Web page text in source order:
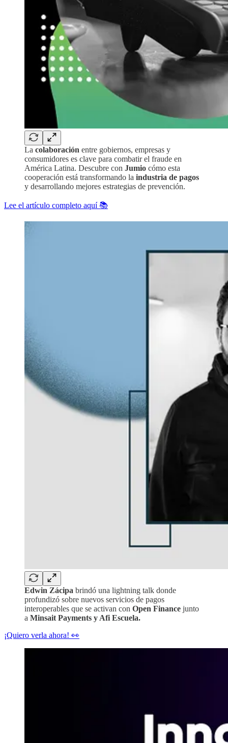
La colaboración entre gobiernos, empresas y
consumidores es clave para combatir el fraude en
América Latina. Descubre con Jumio cómo esta
cooperación está transformando la industria de pagos
y desarrollando mejores estrategias de prevención.
Lee el artículo completo aquí 📚
Edwin Zácipa brindó una lightning talk donde
profundizó sobre nuevos servicios de pagos
interoperables que se activan con Open Finance junto
a Minsait Payments y Afi Escuela.
¡Quiero verla ahora! 👀